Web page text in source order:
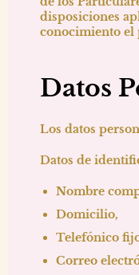
disposiciones
conocimiento el
Datos
Los datos
Datos de
Nombre
Domicilio,
Telefónico
Correo